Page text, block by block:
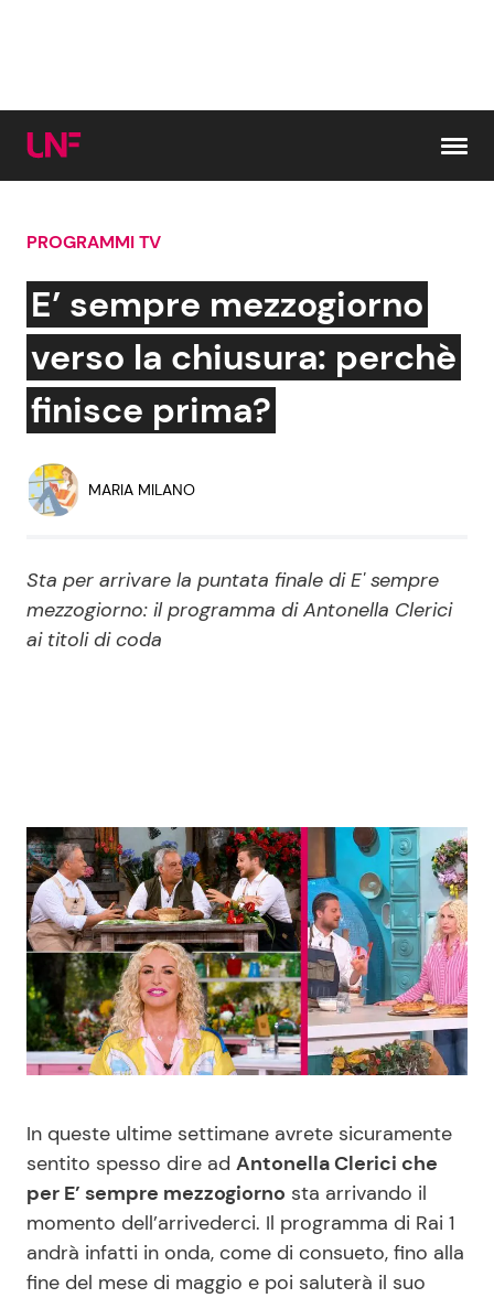
Cerca:
News e Cronaca
Attualità Italiana
Economia
Persone Scomparse
Politica
Gossip e TV
Bellezze VIP
Programmi TV
News Cinema
News Musica
News Spettacolo
News dal mondo
Benessere
Casa
Moda e Style
Mondo Mamma
News benessere
Cucina e Ricette
Consigli di Cucina
Dolci
Le Ricette in TV
Primi Piatti
PROGRAMMI TV
E’ sempre mezzogiorno
verso la chiusura: perchè
finisce prima?
MARIA MILANO
Sta per arrivare la puntata finale di E' sempre
mezzogiorno: il programma di Antonella Clerici
ai titoli di coda
In queste ultime settimane avrete sicuramente
sentito spesso dire ad Antonella Clerici che
per E’ sempre mezzogiorno sta arrivando il
momento dell’arrivederci. Il programma di Rai 1
andrà infatti in onda, come di consueto, fino alla
fine del mese di maggio e poi saluterà il suo